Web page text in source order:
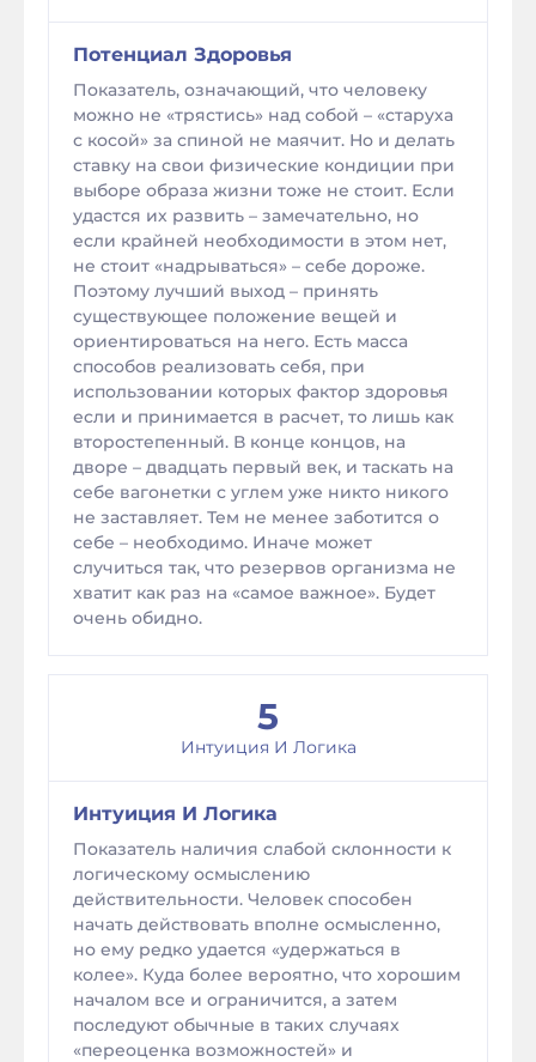
Потенциал Здоровья
Показатель, означающий, что человеку
можно не «трястись» над собой – «старуха
с косой» за спиной не маячит. Но и делать
ставку на свои физические кондиции при
выборе образа жизни тоже не стоит. Если
удастся их развить – замечательно, но
если крайней необходимости в этом нет,
не стоит «надрываться» – себе дороже.
Поэтому лучший выход – принять
существующее положение вещей и
ориентироваться на него. Есть масса
способов реализовать себя, при
использовании которых фактор здоровья
если и принимается в расчет, то лишь как
второстепенный. В конце концов, на
дворе – двадцать первый век, и таскать на
себе вагонетки с углем уже никто никого
не заставляет. Тем не менее заботится о
себе – необходимо. Иначе может
случиться так, что резервов организма не
хватит как раз на «самое важное». Будет
очень обидно.
5
Интуиция И Логика
Интуиция И Логика
Показатель наличия слабой склонности к
логическому осмыслению
действительности. Человек способен
начать действовать вполне осмысленно,
но ему редко удается «удержаться в
колее». Куда более вероятно, что хорошим
началом все и ограничится, а затем
последуют обычные в таких случаях
«переоценка возможностей» и